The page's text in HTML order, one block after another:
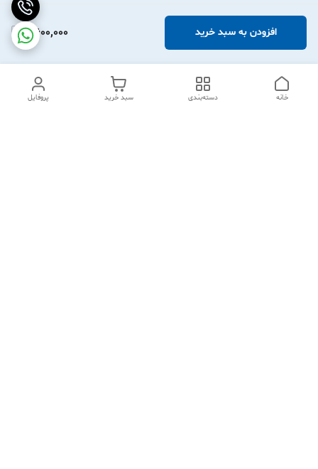
2,600,000 افزودن به سبد خرید
پروفایل سبد خرید دسته‌بندی خانه